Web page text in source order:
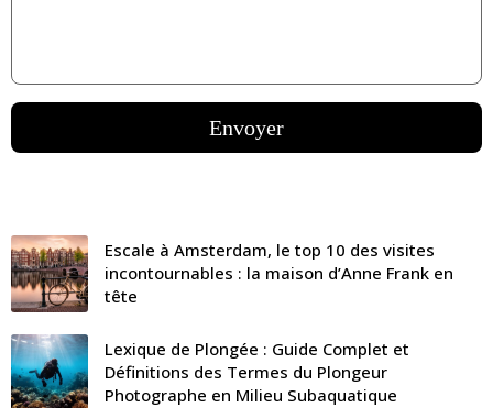
Escale à Amsterdam, le top 10 des visites
incontournables : la maison d’Anne Frank en
tête
Lexique de Plongée : Guide Complet et
Définitions des Termes du Plongeur
Photographe en Milieu Subaquatique